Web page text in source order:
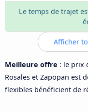
Le temps de trajet
Afficher
Meilleure offre : le prix
Rosales et Zapopan est
flexibles bénéficient de